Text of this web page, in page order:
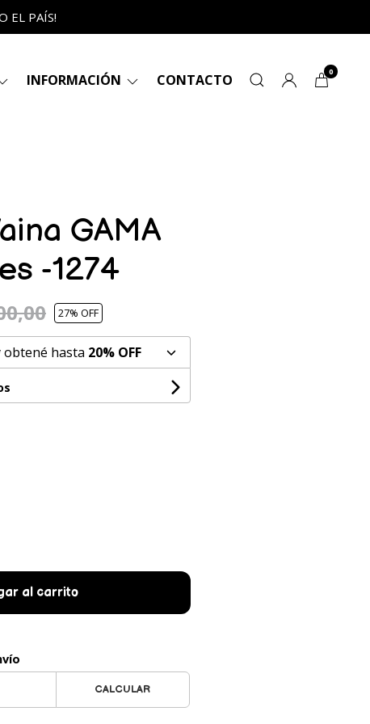
EL PAÍS!
INFORMACIÓN CONTACTO 0
GAMA
-1274
27% OFF
obtené hasta 20% OFF
al carrito
CALCULAR